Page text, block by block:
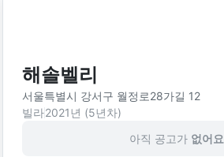
해솔벨리
서울특별시 강서구 월정로28가길 12
빌라2021년 (5년차)
아직 공고가 없어요